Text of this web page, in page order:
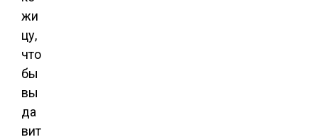
жи
цу,
что
бы
вы
да
вит